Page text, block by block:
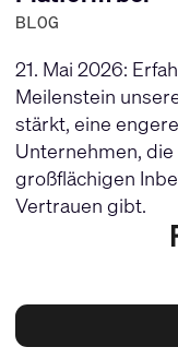
BLOG
21. Mai 2026:
Meilenstein
stärkt, eine
Unternehmen,
großflächigen
Vertrauen gibt.